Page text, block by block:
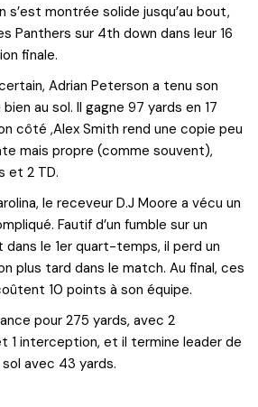
s’est montrée solide jusqu’au bout,
Panthers sur 4th down dans leur 16
finale.
Adrian Peterson a tenu son
au sol. Il gagne 97 yards en 17
côté ,Alex Smith rend une copie peu
mais propre (comme souvent),
et 2 TD.
le receveur D.J Moore a vécu un
Fautif d’un fumble sur un
le 1er quart-temps, il perd un
plus tard dans le match. Au final, ces
10 points à son équipe.
pour 275 yards, avec 2
1 interception, et il termine leader de
avec 43 yards.